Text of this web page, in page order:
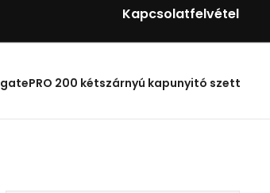
Kapcsolatfelvétel
gatePRO 200 kétszárnyú kapunyitó szett